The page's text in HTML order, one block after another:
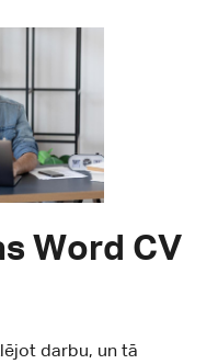
Word CV
darbu, un tā